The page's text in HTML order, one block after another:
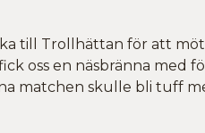
till Trollhättan för att
oss en näsbränna med
matchen skulle bli tuff